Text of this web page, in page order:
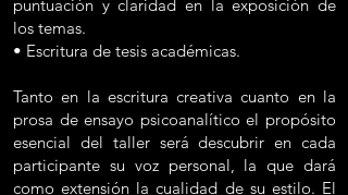
puntuación y claridad en la exposición de
los temas.
• Escritura de tesis académicas.
Tanto en la escritura creativa cuanto en la
prosa de ensayo psicoanalítico el propósito
esencial del taller será descubrir en cada
participante su voz personal, la que dará
como extensión la cualidad de su estilo. El